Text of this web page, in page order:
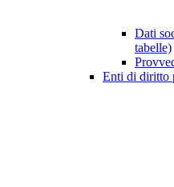
Dati
tabelle)
Enti di diritto